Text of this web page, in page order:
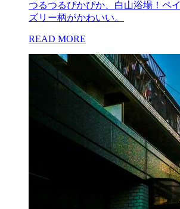
つるつるぴかぴか、白山浴場！ペイ
ズリー柄がかわいい。
READ MORE